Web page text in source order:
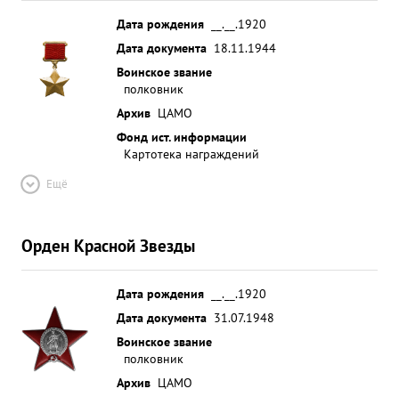
Дата рождения
__.__.1920
Дата документа 18.11.1944
Воинское звание
полковник
Архив ЦАМО
Фонд ист. информации
Картотека награждений
Ещё
Орден Красной Звезды
Дата рождения
__.__.1920
Дата документа 31.07.1948
Воинское звание
полковник
Архив ЦАМО